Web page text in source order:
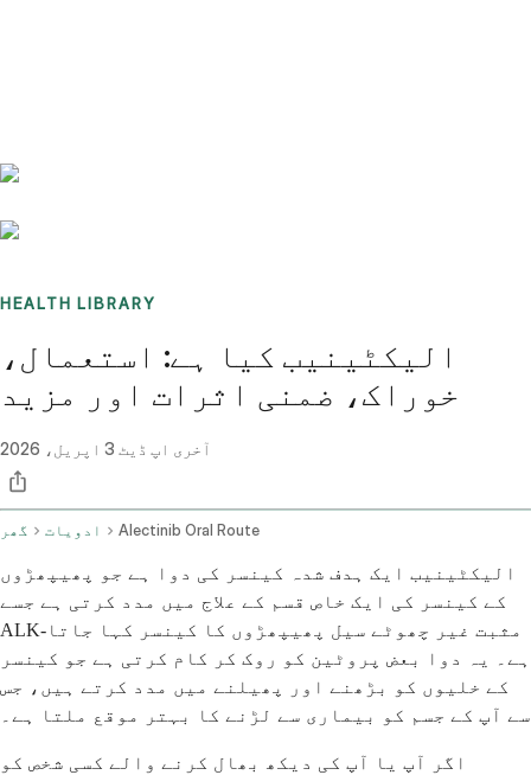
HEALTH LIBRARY
الیکٹینیب کیا ہے: استعمال،
خوراک، ضمنی اثرات اور مزید
آخری اپ ڈیٹ 3 اپریل، 2026
گھر ادویات Alectinib Oral Route
الیکٹینیب ایک ہدف شدہ کینسر کی دوا ہے جو پھیپھڑوں
کے کینسر کی ایک خاص قسم کے علاج میں مدد کرتی ہے جسے
ALK-مثبت غیر چھوٹے سیل پھیپھڑوں کا کینسر کہا جاتا
ہے۔ یہ دوا بعض پروٹین کو روک کر کام کرتی ہے جو کینسر
کے خلیوں کو بڑھنے اور پھیلنے میں مدد کرتے ہیں، جس
سے آپ کے جسم کو بیماری سے لڑنے کا بہتر موقع ملتا ہے۔
اگر آپ یا آپ کی دیکھ بھال کرنے والے کسی شخص کو